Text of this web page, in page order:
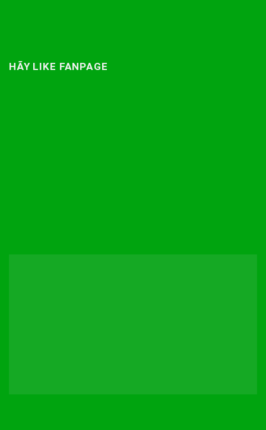
HÃY LIKE FANPAGE